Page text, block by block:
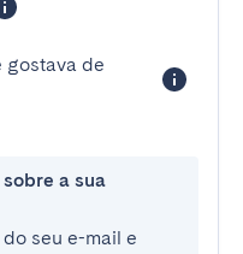
gostava de
a sua
seu e-mail e